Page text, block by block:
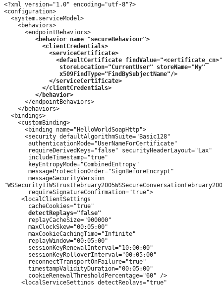
<?xml version="1.0" encoding="utf-8"?>
<configuration>
  <system.serviceModel>
    <behaviors>
      <endpointBehaviors>
<behavior name="secureBehaviour">
<clientCredentials>
<serviceCertificate>
<defaultCertificate findValue="<certificate_cn>
storeLocation="CurrentUser" storeName="My"
x509FindType="FindBySubjectName"/>
</serviceCertificate>
</clientCredentials>
</behavior>
      </endpointBehaviors>
    </behaviors>
  <bindings>
    <customBinding>
      <binding name="HelloWorldSoapHttp">
      <security defaultAlgorithmSuite="Basic128"
       authenticationMode="UserNameForCertificate"
       requireDerivedKeys="false" securityHeaderLayout="Lax"
       includeTimestamp="true"
       keyEntropyMode="CombinedEntropy"
       messageProtectionOrder="SignBeforeEncrypt"
       messageSecurityVersion=
       requireSignatureConfirmation="true">
     <localClientSettings
       cacheCookies="true"
detectReplays="false"
       replayCacheSize="900000"
       maxClockSkew="00:05:00"
       maxCookieCachingTime="Infinite"
       replayWindow="00:05:00"
       sessionKeyRenewalInterval="10:00:00"
       sessionKeyRolloverInterval="00:05:00"
       reconnectTransportOnFailure="true"
       timestampValidityDuration="00:05:00"
       cookieRenewalThresholdPercentage="60" />
     <localServiceSettings detectReplays="true"